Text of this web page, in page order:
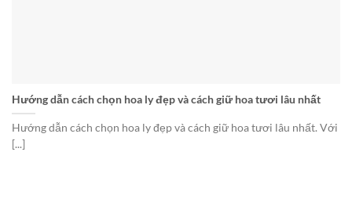
Hướng dẫn cách chọn hoa ly đẹp và cách giữ hoa tươi lâu nhất
Hướng dẫn cách chọn hoa ly đẹp và cách giữ hoa tươi lâu nhất. Với
[...]